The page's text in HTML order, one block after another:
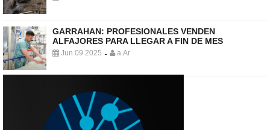
GARRAHAN: PROFESIONALES VENDEN
ALFAJORES PARA LLEGAR A FIN DE MES
Jun 09 2025 - a.Ar